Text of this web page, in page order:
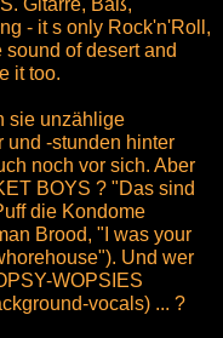
Gitarre, Baß,
- it s only Rock'n'Roll,
sound of desert and
it too.
sie unzählige
und -stunden hinter
noch vor sich. Aber
BOYS ? "Das sind
die Kondome
Brood, "I was your
Und wer
WOPSIES
vocals) ... ?